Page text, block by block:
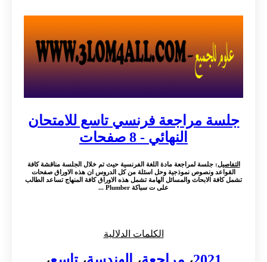
جلسة مراجعة فرنسي تاسع للامتحان
النهائي - 8 صفحات
التفاصيل: جلسة لمراجعة مادة اللغة الفرنسية حيث تم خلال الجلسة مناقشة كافة
القواعد ونصوص نموذجية وحل اسئلة من كل الدروس ان هذه الاوراق صفحات
تشمل كافة الابحاث والمسائل الهامة تشمل هذه الاوراق كافة المنهاج تساعد الطالب
على ت سباكة Plumber ...
الكلمات الدلالية